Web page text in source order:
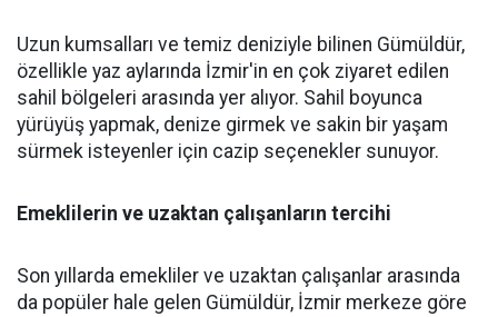
Uzun kumsalları ve temiz deniziyle bilinen Gümüldür,
özellikle yaz aylarında İzmir'in en çok ziyaret edilen
sahil bölgeleri arasında yer alıyor. Sahil boyunca
yürüyüş yapmak, denize girmek ve sakin bir yaşam
sürmek isteyenler için cazip seçenekler sunuyor.
Emeklilerin ve uzaktan çalışanların tercihi
Son yıllarda emekliler ve uzaktan çalışanlar arasında
da popüler hale gelen Gümüldür, İzmir merkeze göre